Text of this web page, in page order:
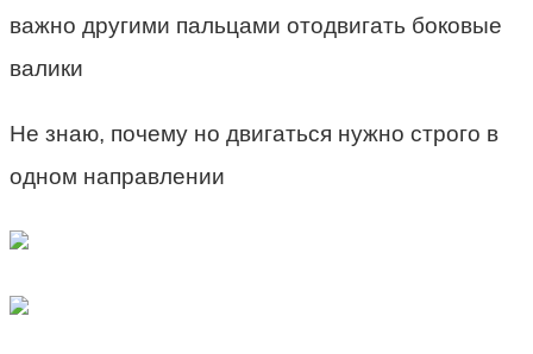
важно другими пальцами отодвигать боковые
валики
Не знаю, почему но двигаться нужно строго в
одном направлении